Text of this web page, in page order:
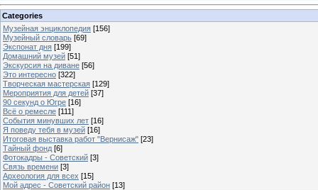
Categories
Музейная энциклопедия [156]
Музейный словарь [69]
Экспонат дня [199]
Домашний музей [51]
Экскурсия на диване [56]
Это интересно [322]
Творческая мастерская [129]
Мероприятия для детей [37]
90 секунд о Югре [16]
Всё о ремесле [111]
События минувших лет [16]
Я поведу тебя в музей [16]
Итоговая выставка работ "Вернисаж" [23]
Тайный фонд [6]
Фотокадры - Советский [3]
Связь времени [3]
Археология для всех [15]
Мой адрес - Советский район [13]